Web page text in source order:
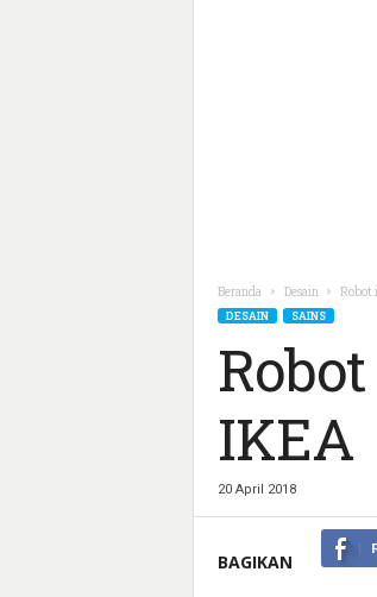
Beranda Desain Robot
DESAIN SAINS
IKEA
20 April 2018
BAGIKAN